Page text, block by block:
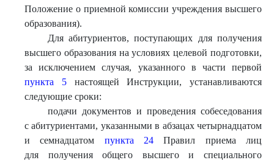
Положение о приемной комиссии учреждения высшего
образования).
Для абитуриентов, поступающих для получения
высшего образования на условиях целевой подготовки,
за исключением случая, указанного в части первой
пункта 5настоящей Инструкции, устанавливаются
следующие сроки:
подачи документов и проведения собеседования
с абитуриентами, указанными в абзацах четырнадцатом
и семнадцатом пункта 24 Правил приема лиц
для получения общего высшего и специального